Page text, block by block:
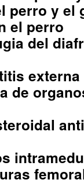
perro y el
el perro
del
externa
de